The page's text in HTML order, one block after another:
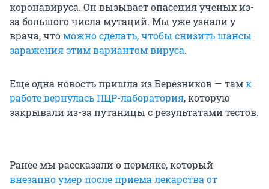
коронавируса. Он вызывает опасения ученых из-
за большого числа мутаций. Мы уже узнали у
врача, чтоможно сделать, чтобы снизить шансы
заражения этим вариантом вируса.
Еще одна новость пришла из Березников — тамк
работе вернулась ПЦР-лаборатория, которую
закрывали из-за путаницы с результатами тестов.
Ранее мы рассказали о пермяке, который
внезапно умер после приема лекарства от